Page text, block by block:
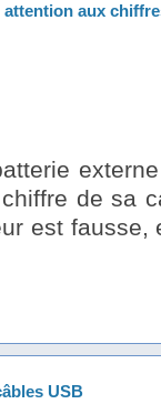
attention aux
de sa
est
USB